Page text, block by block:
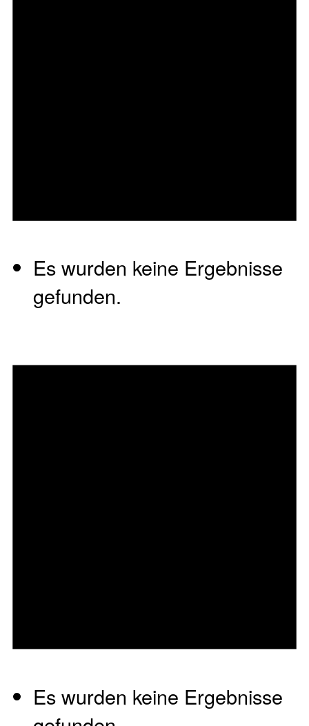
Es wurden keine Ergebnisse
gefunden.
Es wurden keine Ergebnisse